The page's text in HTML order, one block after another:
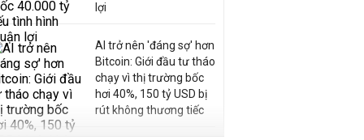
lợi
AI trở nên 'đáng sợ' hơn
Bitcoin: Giới đầu tư tháo
chạy vì thị trường bốc
hơi 40%, 150 tỷ USD bị
rút không thương tiếc